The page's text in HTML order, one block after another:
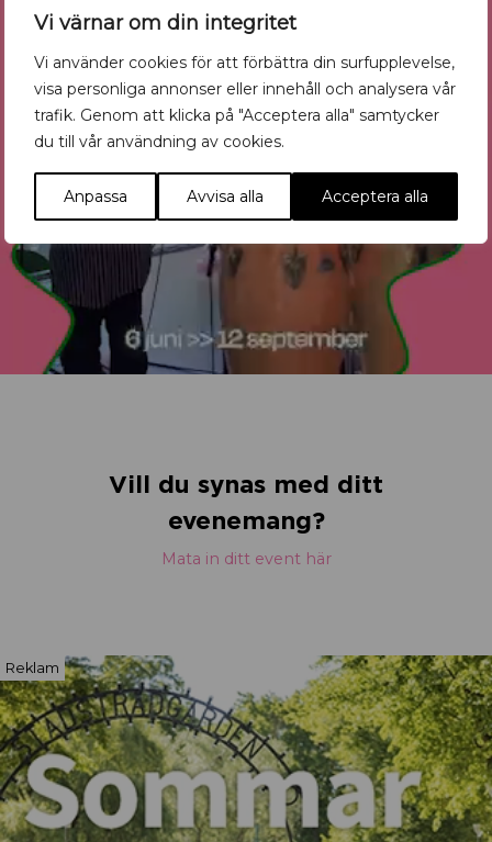
Vi värnar om din integritet
Vi använder cookies för att förbättra din surfupplevelse,
visa personliga annonser eller innehåll och analysera vår
trafik. Genom att klicka på "Acceptera alla" samtycker
du till vår användning av cookies.
Anpassa Avvisa alla Acceptera alla
Vill du synas med ditt
evenemang?
Mata in ditt event här
Reklam